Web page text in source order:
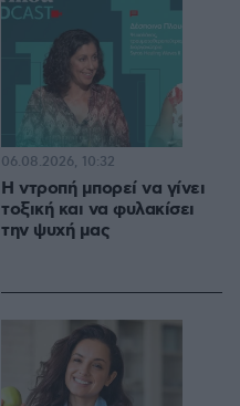
Η ντροπή μπορεί να γίνει
τοξική και να φυλακίσει
την ψυχή μας
06.08.2026, 10:32